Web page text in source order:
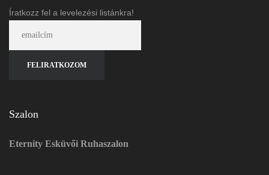
Íratkozz fel a levelezési listánkra!
Szalon
Eternity Esküvői Ruhaszalon